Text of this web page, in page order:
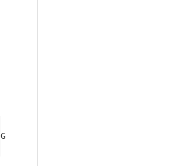
OP_DUP OP_HASH160 12ab8dc588ca9d5787dde7eb29569da63c3a238c OP_EQUALVERIFY OP_CHECKSIG